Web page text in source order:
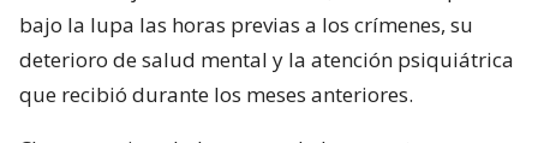
bajo la lupa las horas previas a los crímenes, su
deterioro de salud mental y la atención psiquiátrica
que recibió durante los meses anteriores.